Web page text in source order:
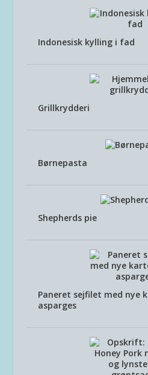
Indonesisk kylling i fad
Grillkrydderi
Børnepasta
Shepherds pie
Paneret sejfilet med nye
asparges